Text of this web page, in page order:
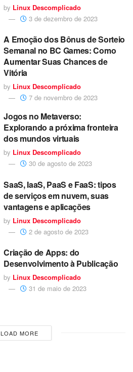
by Linux Descomplicado
3 de dezembro de 2023
A Emoção dos Bônus de Sorteio
Semanal no BC Games: Como
Aumentar Suas Chances de
Vitória
by Linux Descomplicado
7 de novembro de 2023
Jogos no Metaverso:
Explorando a próxima fronteira
dos mundos virtuais
by Linux Descomplicado
30 de agosto de 2023
SaaS, IaaS, PaaS e FaaS: tipos
de serviços em nuvem, suas
vantagens e aplicações
by Linux Descomplicado
2 de agosto de 2023
Criação de Apps: do
Desenvolvimento à Publicação
by Linux Descomplicado
31 de maio de 2023
LOAD MORE